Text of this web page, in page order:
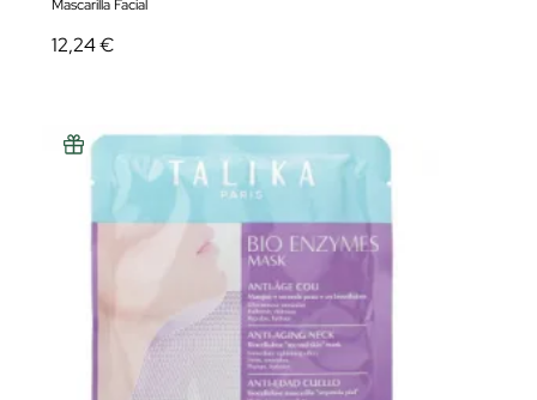
Mascarilla Facial
12,24 €